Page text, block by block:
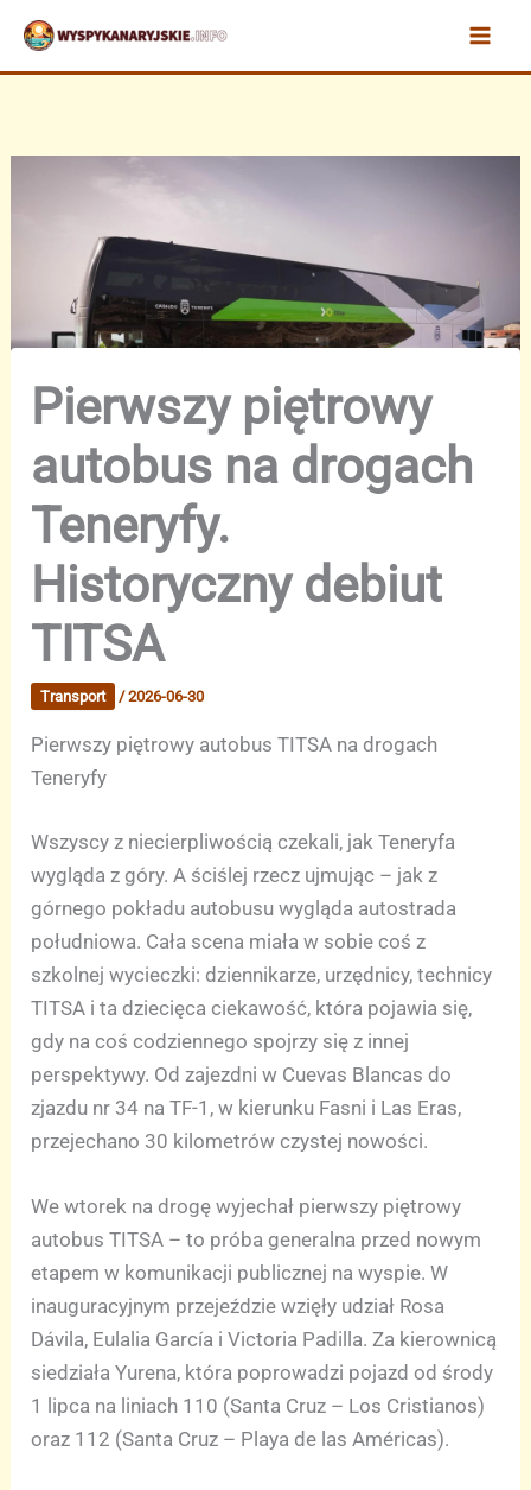
Przejdź
treści
Pierwszy piętrowy
autobus na drogach
Teneryfy.
Historyczny debiut
TITSA
Transport /2026-06-30
Pierwszy piętrowy autobus TITSA na drogach
Teneryfy
Wszyscy z niecierpliwością czekali, jak Teneryfa
wygląda z góry. A ściślej rzecz ujmując – jak z
górnego pokładu autobusu wygląda autostrada
południowa. Cała scena miała w sobie coś z
szkolnej wycieczki: dziennikarze, urzędnicy, technicy
TITSA i ta dziecięca ciekawość, która pojawia się,
gdy na coś codziennego spojrzy się z innej
perspektywy. Od zajezdni w Cuevas Blancas do
zjazdu nr 34 na TF-1, w kierunku Fasni i Las Eras,
przejechano 30 kilometrów czystej nowości.
We wtorek na drogę wyjechał pierwszy piętrowy
autobus TITSA – to próba generalna przed nowym
etapem w komunikacji publicznej na wyspie. W
inauguracyjnym przejeździe wzięły udział Rosa
Dávila, Eulalia García i Victoria Padilla. Za kierownicą
siedziała Yurena, która poprowadzi pojazd od środy
1 lipca na liniach 110 (Santa Cruz – Los Cristianos)
oraz 112 (Santa Cruz – Playa de las Américas).